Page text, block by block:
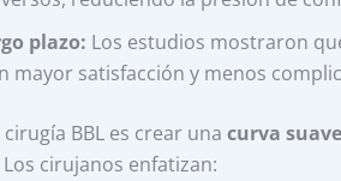
plazo: Los estudios mostraron
satisfacción y menos
BBL es crear una curva
cirujanos enfatizan: